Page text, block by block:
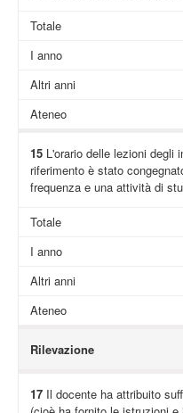
Totale
I anno
Altri anni
Ateneo
15L'orario delle lezioni degli
riferimento è stato
frequenza e una attività di
Totale
I anno
Altri anni
Ateneo
Rilevazione
17Il docente ha attribuito